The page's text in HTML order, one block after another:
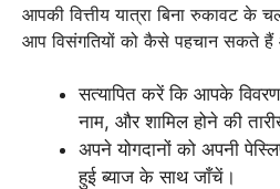
आपकी वित्तीय यात्रा बिना रुकावट के
आप विसंगतियों को कैसे पहचान सकते हैं
सत्यापित करें कि आपके
नाम, और शामिल होने की
अपने योगदानों को अपनी
हुई ब्याज के साथ जाँचें।